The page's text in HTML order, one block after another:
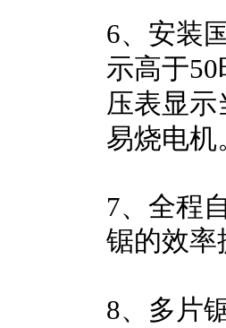
6、安装
示高于
压表显
易烧电机
7、全程
锯的效率
8、多片